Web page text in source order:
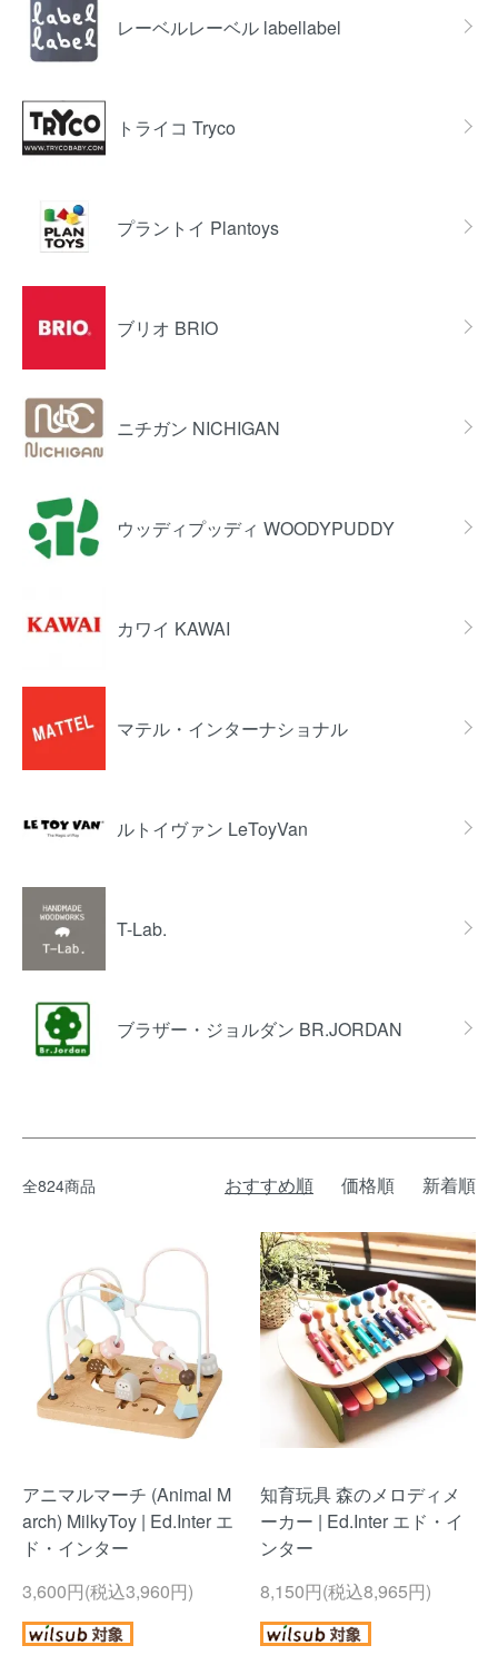
レーベルレーベル labellabel
トライコ Tryco
プラントイ Plantoys
ブリオ BRIO
ニチガン NICHIGAN
ウッディプッディ WOODYPUDDY
カワイ KAWAI
マテル・インターナショナル
ルトイヴァン LeToyVan
T-Lab.
ブラザー・ジョルダン BR.JORDAN
全824商品 おすすめ順 価格順 新着順
アニマルマーチ (Animal M
arch) MilkyToy | Ed.Inter エ
ド・インター
3,600円(税込3,960円)
知育玩具 森のメロディメ
ーカー | Ed.Inter エド・イ
ンター
8,150円(税込8,965円)